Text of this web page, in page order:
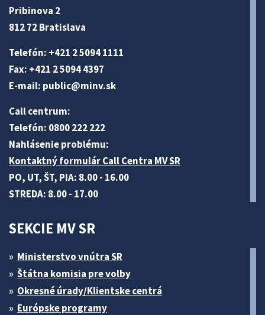
Pribinova 2
812 72 Bratislava
Telefón: +421 2 5094 1111
Fax: +421 2 5094 4397
E-mail: public@minv.sk
Call centrum:
Telefón: 0800 222 222
Nahlásenie problému:
Kontaktný formulár Call Centra MV SR
PO, UT, ŠT, PIA: 8.00 - 16.00
STREDA: 8.00 - 17.00
SEKCIE MV SR
Ministerstvo vnútra SR
Štátna komisia pre volby
Okresné úrady/Klientske centrá
Európske programy